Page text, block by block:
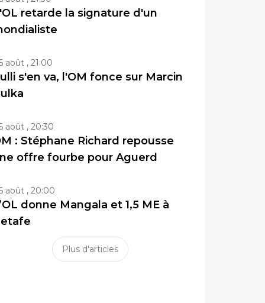
retarde la signature d'un
août , 21:00
s'en va, l'OM fonce sur Marcin
août , 20:30
: Stéphane Richard repousse
offre fourbe pour Aguerd
août , 20:00
donne Mangala et 1,5 ME à
Plus d'articles